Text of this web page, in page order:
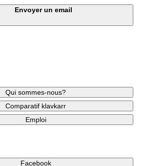
Envoyer un email
Qui sommes-nous?
Comparatif klavkarr
Emploi
Facebook